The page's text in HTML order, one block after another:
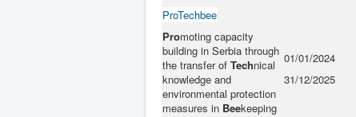
ProTechbee
Promoting capacity
building in Serbia through
the transfer of Technical
knowledge and
environmental protection
measures in Beekeeping
01/01/2024
31/12/2025